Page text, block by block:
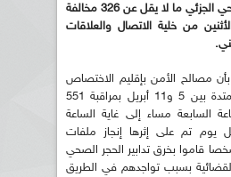
تطبيق تدابير الحجر الصحي الجزئي ما لا يقل عن 326 مخالفة
من خلية الاتصال والعلاقات
مصالح الأمن بإقليم الاختصاص
قامت خلال الفترة الممتدة بين 5 و11 أبريل بمراقبة 551
السابعة مساء إلى غاية الساعة
يوم تم على إثرها إنجاز ملفات
في حق 326 شخصا قاموا بخرق تدابير الحجر الصحي
بسبب تواجدهم في الطريق